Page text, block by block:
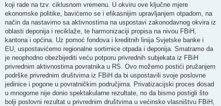
koji rade na tzv. ciklusnom vremenu. U okviru ove ključne mjere
ekonomske politike, bavićemo se i efikasnijim upravljanjem otpadom, na
način da nastavimo sa aktivnostima na uspostavi zakonodavnog okvira iz
oblasti deponija i reciklaže, te harmonizaciji propisa na nivou FBiH,
kantona i općina. Uz pomoć fondova i kreditnih linija Svjetske banke i
EU, uspostavićemo regionalne sortirnice otpada i deponija. Smatramo da
je neophodno obezbijediti veću potporu privrednih subjekata iz FBiH
privrednim aktivnostima povratnika u RS. Ovo možemo postići pružanjem
podrške privrednim društvima iz FBiH da bi uspostavili svoje poslovne
jedinice i pogone u povratničkim područjima. Privatizacijski proces dosad
u mnogome nije donio spektakularne rezultate, no da bismo postigli što
bolji poslovni rezultat u privrednim društvima u većinsko vlasništvu FBiH,